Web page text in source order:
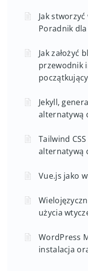
Jak
Poradnik
Jak założyć
przewodnik
Jekyll,
alternatywą
Tailwind
alternatywą
Vue.js jako
użycia
WordPress
instalacja